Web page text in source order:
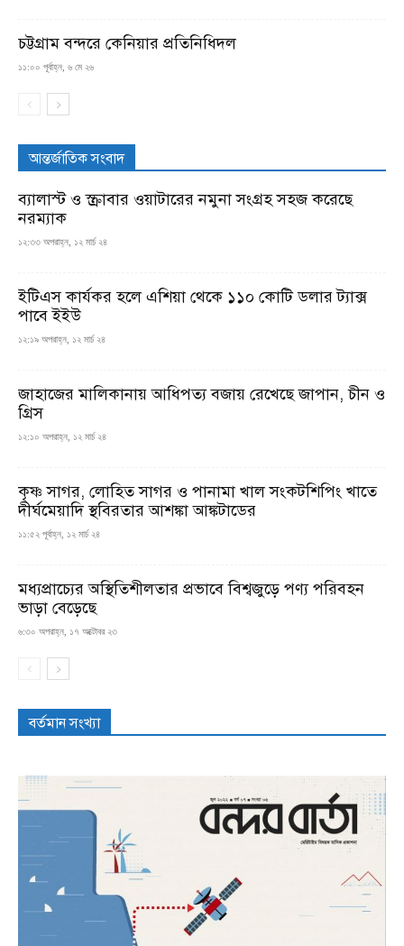
চট্টগ্রাম বন্দরে কেনিয়ার প্রতিনিধিদল
১১:০০ পূর্বাহ্ন, ৬ মে ২৬
আন্তর্জাতিক সংবাদ
ব্যালাস্ট ও স্ক্রাবার ওয়াটারের নমুনা সংগ্রহ সহজ করেছে
নরম্যাক
১২:৩৩ অপরাহ্ন, ১২ মার্চ ২৪
ইটিএস কার্যকর হলে এশিয়া থেকে ১১০ কোটি ডলার ট্যাক্স
পাবে ইইউ
১২:১৯ অপরাহ্ন, ১২ মার্চ ২৪
জাহাজের মালিকানায় আধিপত্য বজায় রেখেছে জাপান, চীন ও
গ্রিস
১২:১০ অপরাহ্ন, ১২ মার্চ ২৪
কৃষ্ণ সাগর, লোহিত সাগর ও পানামা খাল সংকটশিপিং খাতে
দীর্ঘমেয়াদি স্থবিরতার আশঙ্কা আঙ্কটাডের
১১:৫২ পূর্বাহ্ন, ১২ মার্চ ২৪
মধ্যপ্রাচ্যের অস্থিতিশীলতার প্রভাবে বিশ্বজুড়ে পণ্য পরিবহন
ভাড়া বেড়েছে
৬:৩০ অপরাহ্ন, ১৭ অক্টোবর ২৩
বর্তমান সংখ্যা